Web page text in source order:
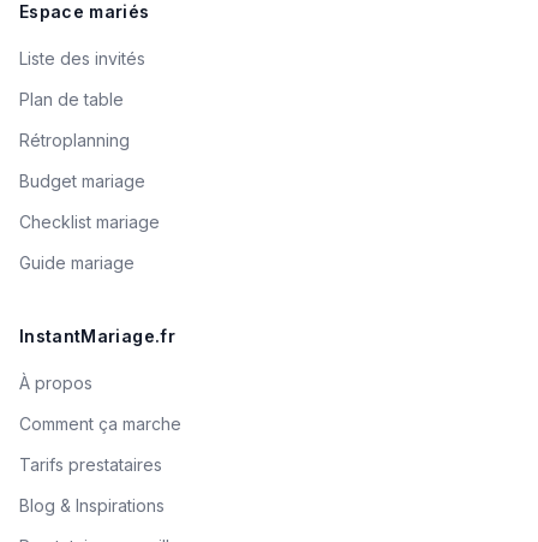
Espace mariés
Liste des invités
Plan de table
Rétroplanning
Budget mariage
Checklist mariage
Guide mariage
InstantMariage.fr
À propos
Comment ça marche
Tarifs prestataires
Blog & Inspirations